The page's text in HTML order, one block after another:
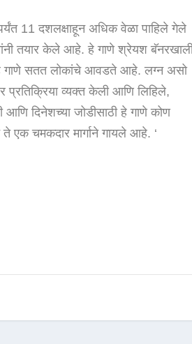
11 दशलक्षाहून अधिक वेळा पाहिले गेले
तयार केले आहे. हे गाणे श्रेयश
हे गाणे सतत लोकांचे आवडते आहे. लग्न असो
प्रतिक्रिया व्यक्त केली आणि लिहिले,
आणि दिनेशच्या जोडीसाठी हे गाणे कोण
ते एक चमकदार मार्गाने गायले आहे. ‘